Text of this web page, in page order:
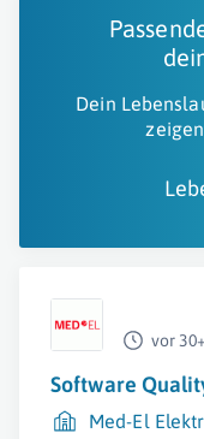
Dein
vor
Software
Med-El